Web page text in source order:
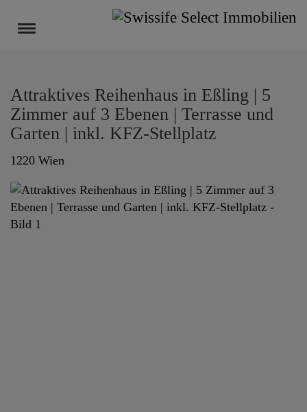
Navigation anzeigen
Attraktives Reihenhaus in Eßling | 5
Zimmer auf 3 Ebenen | Terrasse und
Garten | inkl. KFZ-Stellplatz
1220 Wien